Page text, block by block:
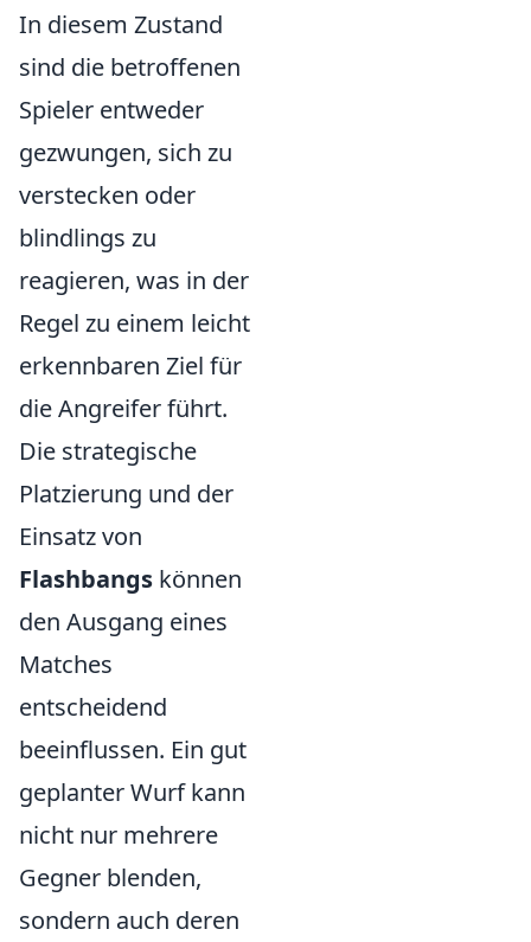
In diesem Zustand
sind die betroffenen
Spieler entweder
gezwungen, sich zu
verstecken oder
blindlings zu
reagieren, was in der
Regel zu einem leicht
erkennbaren Ziel für
die Angreifer führt.
Die strategische
Platzierung und der
Einsatz von
Flashbangs können
den Ausgang eines
Matches
entscheidend
beeinflussen. Ein gut
geplanter Wurf kann
nicht nur mehrere
Gegner blenden,
sondern auch deren